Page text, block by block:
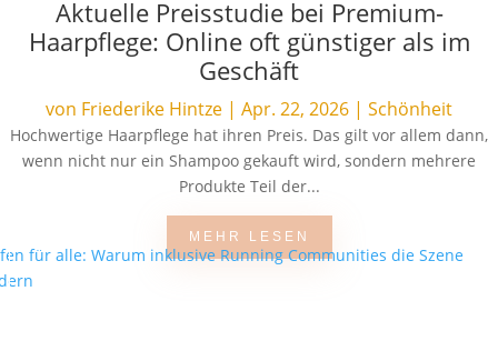
Aktuelle Preisstudie bei Premium-
Haarpflege: Online oft günstiger als im
Geschäft
von Friederike Hintze | Apr. 22, 2026 | Schönheit
Hochwertige Haarpflege hat ihren Preis. Das gilt vor allem dann,
wenn nicht nur ein Shampoo gekauft wird, sondern mehrere
Produkte Teil der...
MEHR LESEN